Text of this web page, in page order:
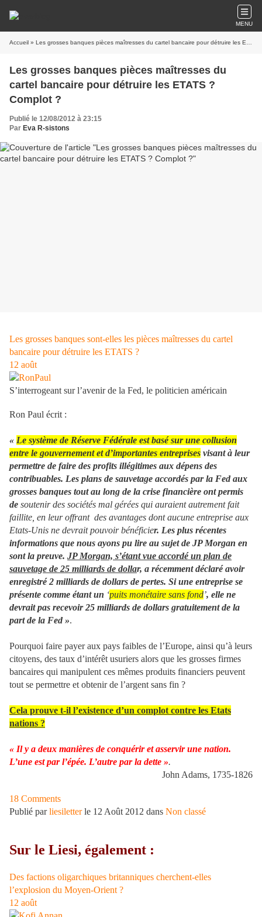
MENU
Accueil » Les grosses banques pièces maîtresses du cartel bancaire pour détruire les ETATS ? Complot ?
Les grosses banques pièces maîtresses du
cartel bancaire pour détruire les ETATS ?
Complot ?
Publié le 12/08/2012 à 23:15
Par Eva R-sistons
Les grosses banques sont-elles les pièces maîtresses du cartel
bancaire pour détruire les ETATS ?
12 août
S’interrogeant sur l’avenir de la Fed, le politicien américain
Ron Paul écrit :
« Le système de Réserve Fédérale est basé sur une collusion
entre le gouvernement et d’importantes entreprises visant à leur
permettre de faire des profits illégitimes aux dépens des
contribuables. Les plans de sauvetage accordés par la Fed aux
grosses banques tout au long de la crise financière ont permis
de soutenir des sociétés mal gérées qui auraient autrement fait
faillite, en leur offrant des avantages dont aucune entreprise aux
Etats-Unis ne devrait pouvoir bénéficier. Les plus récentes
informations que nous ayons pu lire au sujet de JP Morgan en
sont la preuve. JP Morgan, s’étant vue accordé un plan de
sauvetage de 25 milliards de dollar, a récemment déclaré avoir
enregistré 2 milliards de dollars de pertes. Si une entreprise se
présente comme étant un ‘puits monétaire sans fond’, elle ne
devrait pas recevoir 25 milliards de dollars gratuitement de la
part de la Fed ».
Pourquoi faire payer aux pays faibles de l’Europe, ainsi qu’à leurs
citoyens, des taux d’intérêt usuriers alors que les grosses firmes
bancaires qui manipulent ces mêmes produits financiers peuvent
tout se permettre et obtenir de l’argent sans fin ?
Cela prouve t-il l’existence d’un complot contre les Etats
nations ?
« Il y a deux manières de conquérir et asservir une nation.
L’une est par l’épée. L’autre par la dette ».
John Adams, 1735-1826
18 Comments
Publié parliesiletterle 12 Août 2012 dans Non classé
Sur le Liesi, également :
Des factions oligarchiques britanniques cherchent-elles
l’explosion du Moyen-Orient ?
12 août